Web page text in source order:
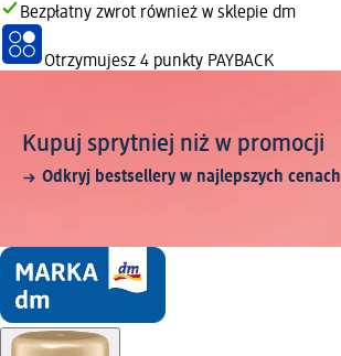
Bezpłatny zwrot również w sklepie dm
Otrzymujesz 4 punkty PAYBACK
Kupuj sprytniej niż w promocji
Odkryj bestsellery w najlepszych cenach